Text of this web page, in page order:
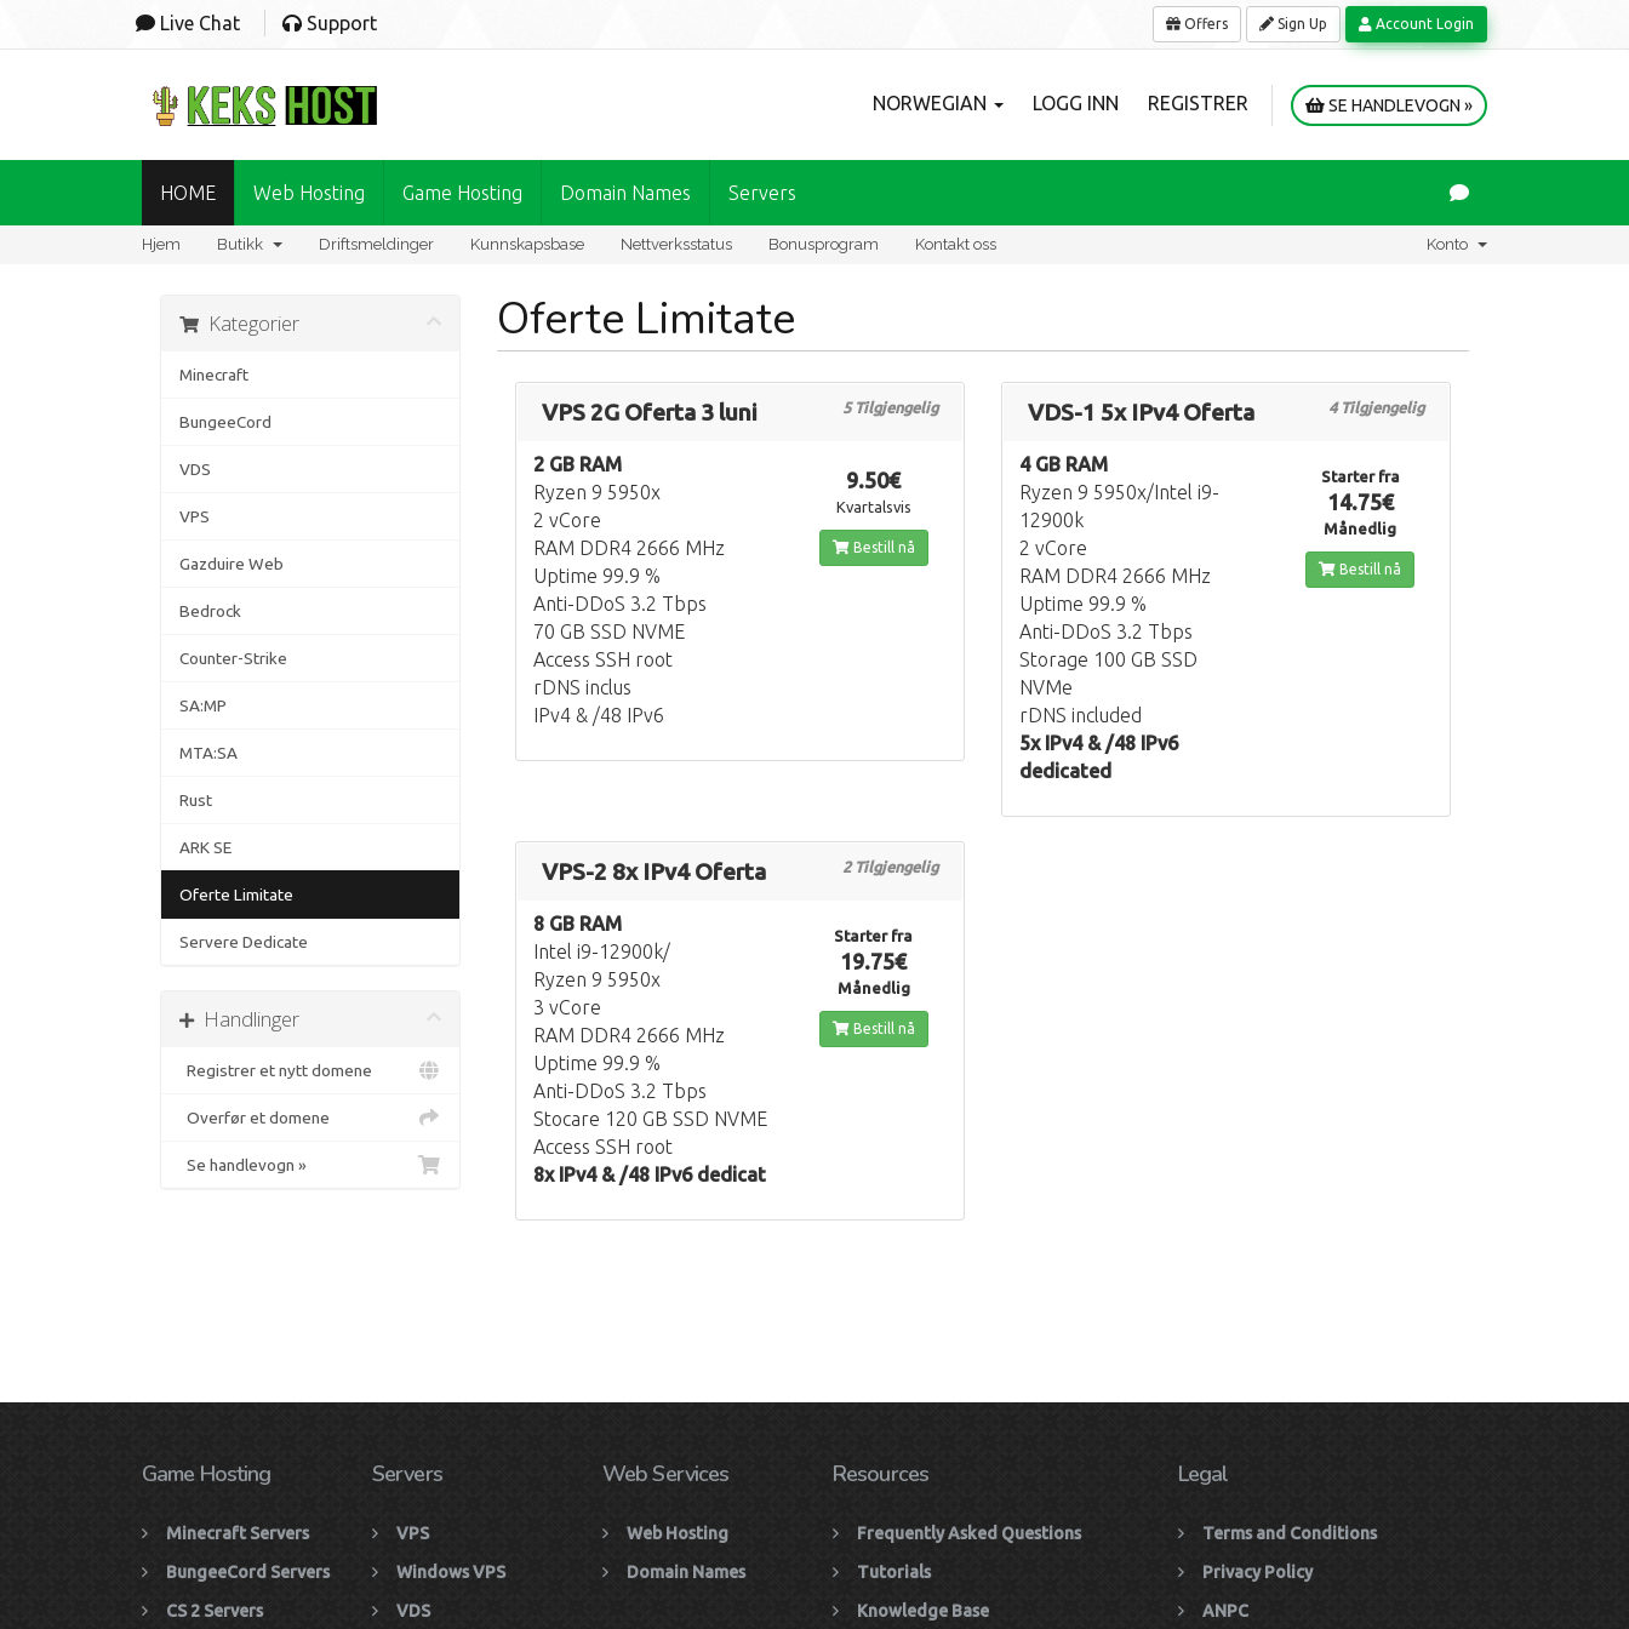
Live Chat Support Offers Sign Up Account Login
NORWEGIAN LOGG INN REGISTRER SE HANDLEVOGN »
HOME Web Hosting Game Hosting Domain Names Servers
Hjem Butikk Driftsmeldinger Kunnskapsbase Nettverksstatus Bonusprogram Kontakt oss Konto
Oferte Limitate
Kategorier
Minecraft
BungeeCord
VDS
VPS
Gazduire Web
Bedrock
Counter-Strike
SA:MP
MTA:SA
Rust
ARK SE
Oferte Limitate
Servere Dedicate
Handlinger
Registrer et nytt domene
Overfør et domene
Se handlevogn »
VPS 2G Oferta 3 luni 5 Tilgjengelig
2 GB RAM
Ryzen 9 5950x
2 vCore
RAM DDR4 2666 MHz
Uptime 99.9 %
Anti-DDoS 3.2 Tbps
70 GB SSD NVME
Access SSH root
rDNS inclus
IPv4 & /48 IPv6
9.50€
Kvartalsvis
Bestill nå
VDS-1 5x IPv4 Oferta 4 Tilgjengelig
4 GB RAM
Ryzen 9 5950x/Intel i9-
12900k
2 vCore
RAM DDR4 2666 MHz
Uptime 99.9 %
Anti-DDoS 3.2 Tbps
Storage 100 GB SSD
NVMe
rDNS included
5x IPv4 & /48 IPv6
dedicated
Starter fra
14.75€
Månedlig
Bestill nå
VPS-2 8x IPv4 Oferta 2 Tilgjengelig
8 GB RAM
Intel i9-12900k/
Ryzen 9 5950x
3 vCore
RAM DDR4 2666 MHz
Uptime 99.9 %
Anti-DDoS 3.2 Tbps
Stocare 120 GB SSD NVME
Access SSH root
8x IPv4 & /48 IPv6 dedicat
Starter fra
19.75€
Månedlig
Bestill nå
Game Hosting
Minecraft Servers
BungeeCord Servers
CS 2 Servers
Servers
VPS
Windows VPS
VDS
Web Services
Web Hosting
Domain Names
Resources
Frequently Asked Questions
Tutorials
Knowledge Base
Legal
Terms and Conditions
Privacy Policy
ANPC